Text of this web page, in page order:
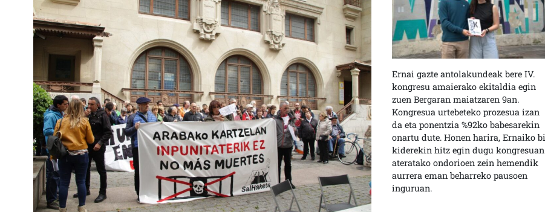
Ernai gazte antolakundeak bere IV.
kongresu amaierako ekitaldia egin
zuen Bergaran maiatzaren 9an.
Kongresua urtebeteko prozesua izan
da eta ponentzia %92ko babesarekin
onartu dute. Honen harira, Ernaiko bi
kiderekin hitz egin dugu kongresuan
ateratako ondorioen zein hemendik
aurrera eman beharreko pausoen
inguruan.